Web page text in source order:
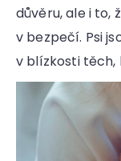
důvěru, ale i to,
v bezpečí. Psi
v blízkosti těch,